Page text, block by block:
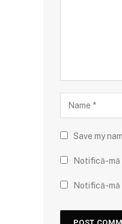
Save my
Notifică-mă
Notifică-mă